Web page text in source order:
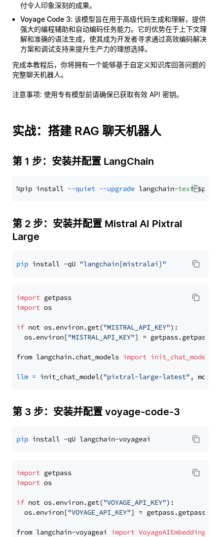
付令人印象深刻的成果。
Voyage Code 3: 该模型旨在用于高级代码生成和理解，提供
强大的编程辅助和自动编码任务能力。它的优势在于上下文理
解和准确的语法生成，使其成为开发者寻求通过高效编码解决
方案和调试支持来提升生产力的理想选择。
完成本教程后，你将拥有一个能够基于自定义知识库回答问题的
完整聊天机器人。
注意事项: 使用专有模型前请确保已获取有效 API 密钥。
实战：搭建 RAG 聊天机器人
第 1 步：安装并配置 LangChain
%pip install --quiet --upgrade langchain-text
第 2 步：安装并配置 Mistral AI Pixtral
Large
pip install -qU "langchain[mistralai]"
import
import os
if not os.environ.get("MISTRAL_API_KEY"):
  os.environ[
"MISTRAL_API_KEY"] = getpass.getpass(
from langchain.chat_models import init_chat_model
llm = init_chat_model("pixtral-large-latest" ,
第 3 步：安装并配置 voyage-code-3
pip
import
import os
if not os.environ.get("VOYAGE_API_KEY"):
  os.environ[
"VOYAGE_API_KEY"] = getpass.getpass(
from langchain-voyageai import VoyageAIEmbeddings